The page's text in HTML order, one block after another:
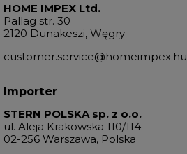
HOME IMPEX Ltd.
Pallag str. 30
2120 Dunakeszi, Węgry
customer.service@homeimpex.hu
Importer
STERN POLSKA sp. z o.o.
ul. Aleja Krakowska 110/114
02-256 Warszawa, Polska